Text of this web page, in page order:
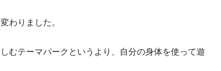
わりました。
むテーマパークというより、自分の身体を使って遊